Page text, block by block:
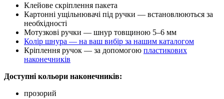
Клейове скріплення пакета
Картонні ущільнювачі під ручки — встановлюються за
необхідності
Мотузкові ручки — шнур товщиною 5–6 мм
Колір шнура — на ваш вибір за нашим каталогом
Кріплення ручок — за допомогою пластикових
наконечників
Доступні кольори наконечників:
прозорий